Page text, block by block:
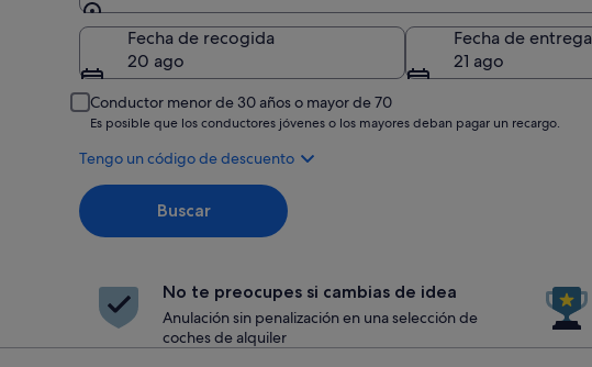
Recogida
Fecha de recogida
20 ago
Fecha de entrega
21 ago
Conductor menor de 30 años o mayor de 70
Es posible que los conductores jóvenes o los mayores deban pagar un recargo.
Tengo un código de descuento
Buscar
No te preocupes si cambias de idea
Anulación sin penalización en una selección de
coches de alquiler